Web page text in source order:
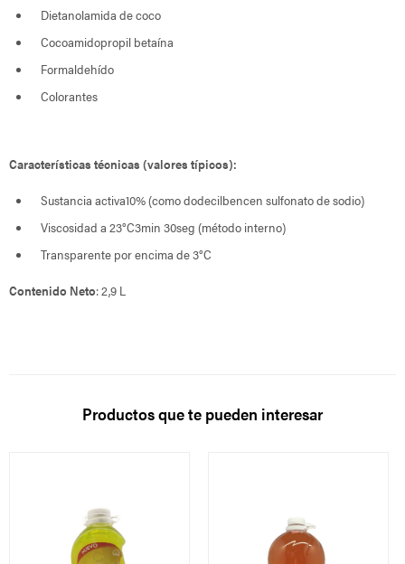
Dietanolamida de coco
Cocoamidopropil betaína
Formaldehído
Colorantes
Características técnicas (valores típicos):
Sustancia activa10% (como dodecilbencen sulfonato de sodio)
Viscosidad a 23°C3min 30seg (método interno)
Transparente por encima de 3°C
Contenido Neto: 2,9 L
Productos que te pueden interesar